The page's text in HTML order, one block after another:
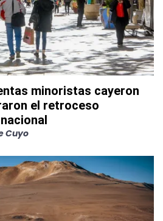
minoristas cayeron
el retroceso
Cuyo